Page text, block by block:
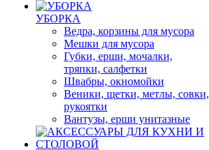
УБОРКА
Ведра, корзины для мусора
Мешки для мусора
Губки, ерши, мочалки,
тряпки, салфетки
Швабры, окномойки
Веники, щетки, метлы, совки,
рукоятки
Вантузы, ерши унитазные